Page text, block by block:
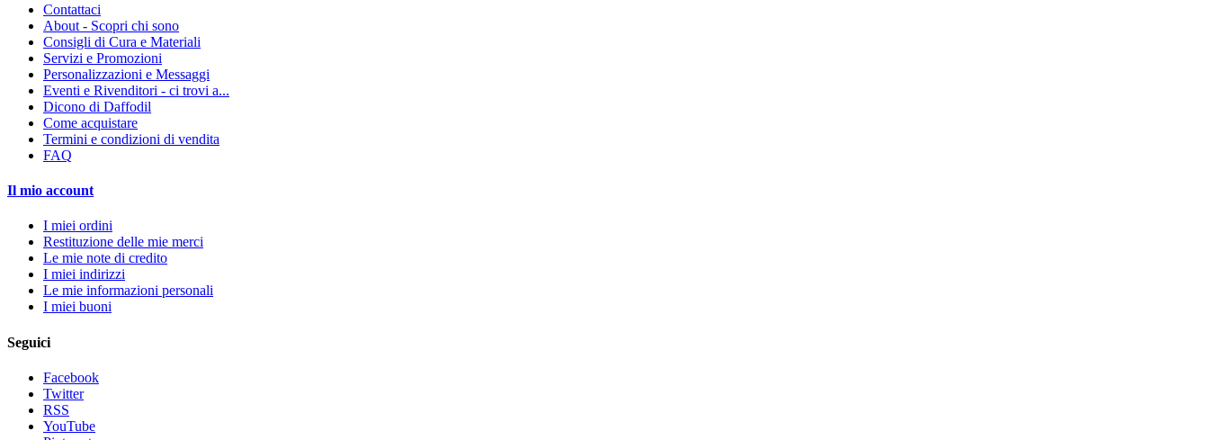
Contattaci
About - Scopri chi sono
Consigli di Cura e Materiali
Servizi e Promozioni
Personalizzazioni e Messaggi
Eventi e Rivenditori - ci trovi a...
Dicono di Daffodil
Come acquistare
Termini e condizioni di vendita
FAQ
Il mio account
I miei ordini
Restituzione delle mie merci
Le mie note di credito
I miei indirizzi
Le mie informazioni personali
I miei buoni
Seguici
Facebook
Twitter
RSS
YouTube